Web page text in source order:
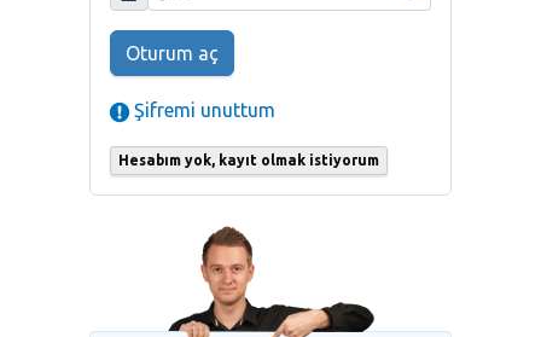
Oturum aç
Şifremi unuttum
Hesabım yok, kayıt olmak istiyorum